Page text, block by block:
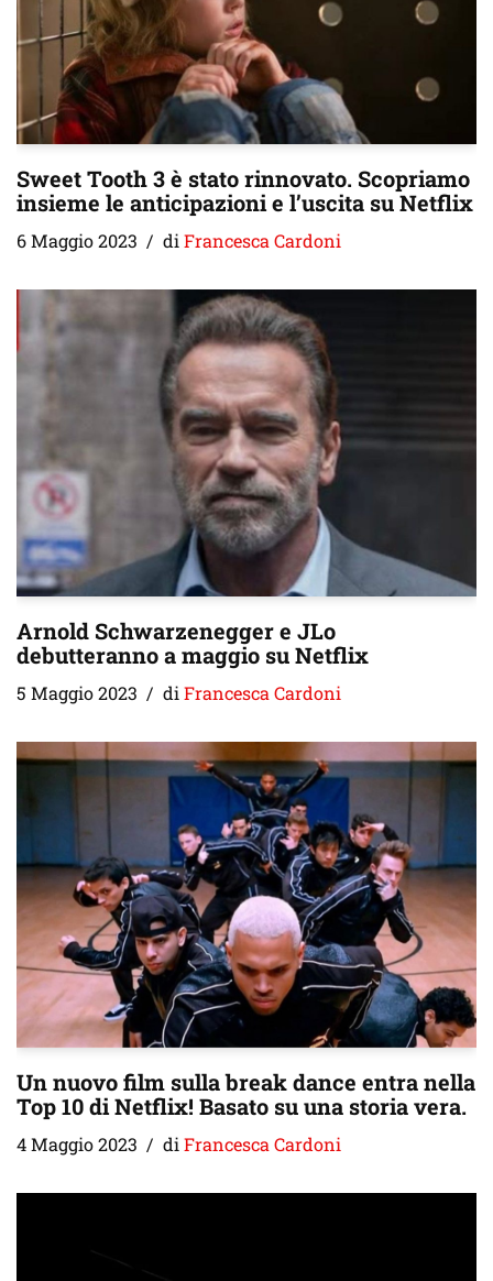
Sweet Tooth 3 è stato rinnovato. Scopriamo
insieme le anticipazioni e l’uscita su Netflix
6 Maggio 2023 di Francesca Cardoni
Arnold Schwarzenegger e JLo
debutteranno a maggio su Netflix
5 Maggio 2023 di Francesca Cardoni
Un nuovo film sulla break dance entra nella
Top 10 di Netflix! Basato su una storia vera.
4 Maggio 2023 diFrancesca Cardoni